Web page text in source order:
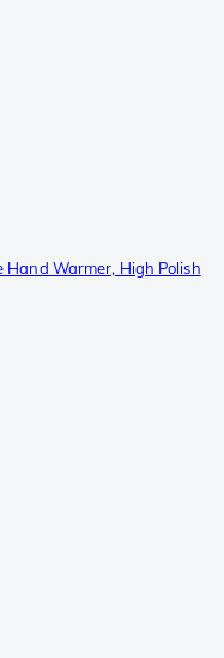
Warmer, High Polish